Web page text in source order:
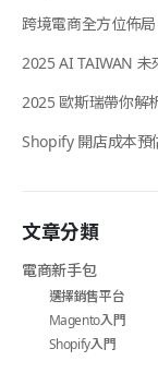
跨境電商全方位佈
2025 AI TAIWAN 未
2025 歐斯瑞帶你解
Shopify 開店成本預
文章分類
電商新手包
選擇銷售平台
Magento入門
Shopify入門